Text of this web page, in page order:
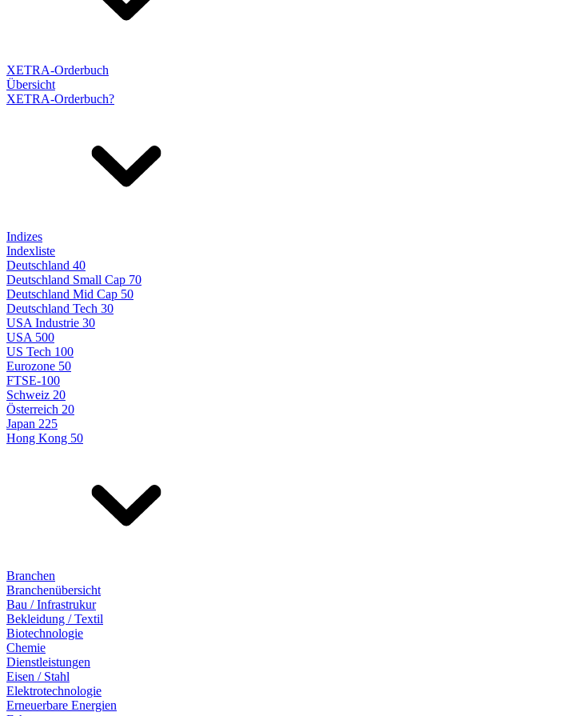
XETRA-Orderbuch
Übersicht
XETRA-Orderbuch?
Indizes
Indexliste
Deutschland 40
Deutschland Small Cap 70
Deutschland Mid Cap 50
Deutschland Tech 30
USA Industrie 30
USA 500
US Tech 100
Eurozone 50
FTSE-100
Schweiz 20
Österreich 20
Japan 225
Hong Kong 50
Branchen
Branchenübersicht
Bau / Infrastrukur
Bekleidung / Textil
Biotechnologie
Chemie
Dienstleistungen
Eisen / Stahl
Elektrotechnologie
Erneuerbare Energien